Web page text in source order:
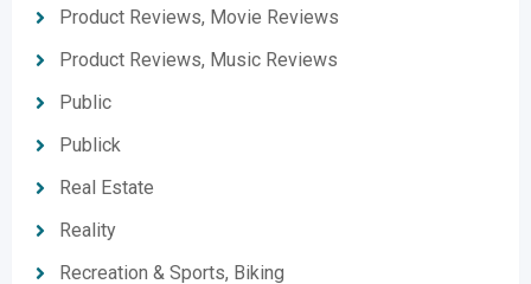
Product Reviews, Movie Reviews
Product Reviews, Music Reviews
Public
Publick
Real Estate
Reality
Recreation & Sports, Biking